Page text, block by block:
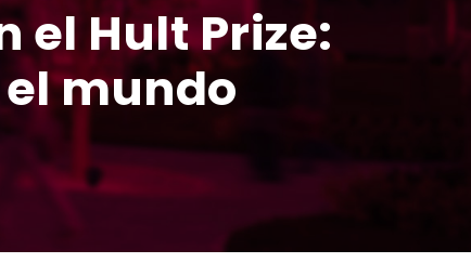
el Hult Prize:
mundo